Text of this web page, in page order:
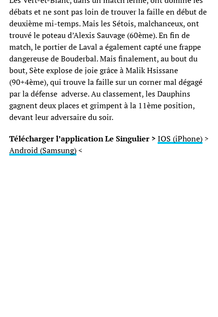
débats et ne sont pas loin de trouver la faille en début de
deuxième mi-temps. Mais les Sétois, malchanceux, ont
trouvé le poteau d’Alexis Sauvage (60ème). En fin de
match, le portier de Laval a également capté une frappe
dangereuse de Bouderbal. Mais finalement, au bout du
bout, Sète explose de joie grâce à Malik Hsissane
(90+4ème), qui trouve la faille sur un corner mal dégagé
par la défense adverse. Au classement, les Dauphins
gagnent deux places et grimpent à la 11ème position,
devant leur adversaire du soir.
Télécharger l’application Le Singulier > IOS (iPhone)>
Android (Samsung)<